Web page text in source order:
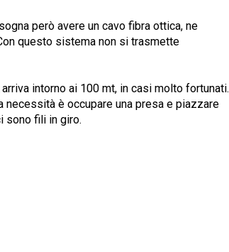
però avere un cavo fibra ottica, ne
questo sistema non si trasmette
intorno ai 100 mt, in casi molto fortunati.
necessità è occupare una presa e piazzare
sono fili in giro.